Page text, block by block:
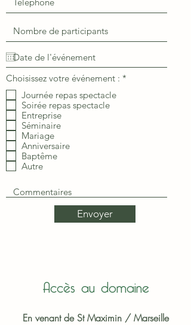
Choisissez votre événement : *
Journée repas spectacle
Soirée repas spectacle
Entreprise
Séminaire
Mariage
Anniversaire
Baptême
Autre
Envoyer
Accès au domaine
En venant de St Maximin / Marseille